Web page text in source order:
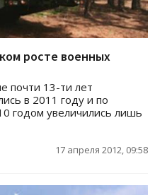
росте военных
почти 13-ти лет
в 2011 году и по
годом увеличились лишь
17 апреля 2012, 09:58